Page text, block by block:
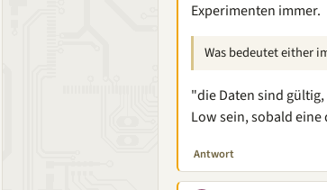
Experimenten immer.
Was bedeutet either
"die Daten sind
Low sein, sobald
Antwort